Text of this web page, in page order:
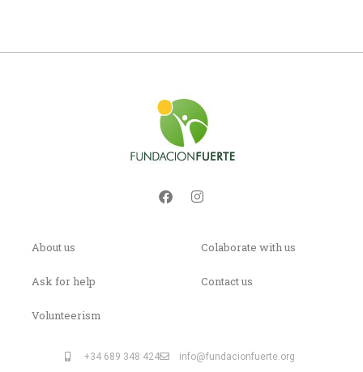
About us
Ask for help
Volunteerism
Colaborate with us
Contact us
+34 689 348 424 info@fundacionfuerte.org